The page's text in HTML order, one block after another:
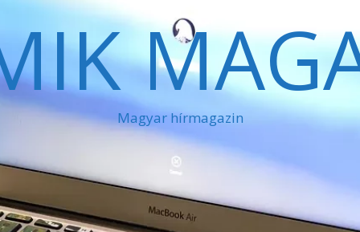
Magyar hírmagazin